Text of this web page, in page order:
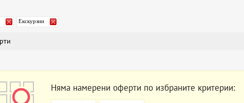
Екскурзии
Няма намерени оферти по избраните критерии: